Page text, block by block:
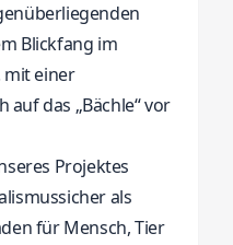
Blickfang im
mit einer
auf das „Bächle“ vor
Projektes
als
für Mensch, Tier